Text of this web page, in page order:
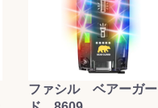
ファシル ベアーガー